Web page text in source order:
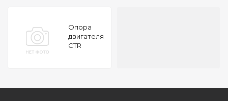
Опора
двигателя
CTR